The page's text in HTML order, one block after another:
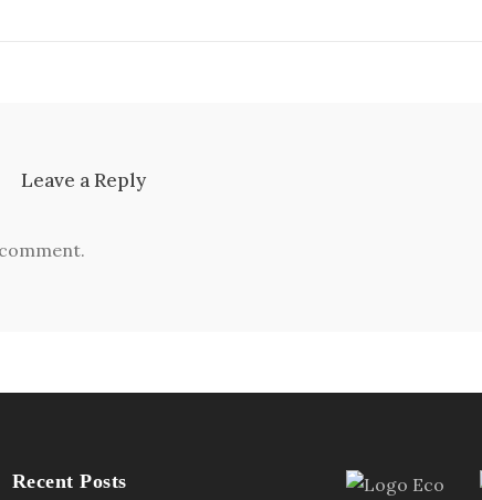
Leave a Reply
Recent Posts